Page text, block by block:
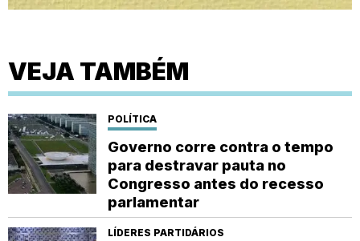
VEJA TAMBÉM
POLÍTICA
Governo corre contra o tempo
para destravar pauta no
Congresso antes do recesso
parlamentar
LÍDERES PARTIDÁRIOS